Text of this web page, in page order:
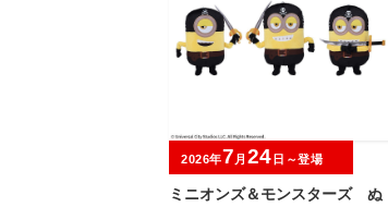
ミニオンズ＆モンスターズ ぬ
2026年7 月 24 日～登場